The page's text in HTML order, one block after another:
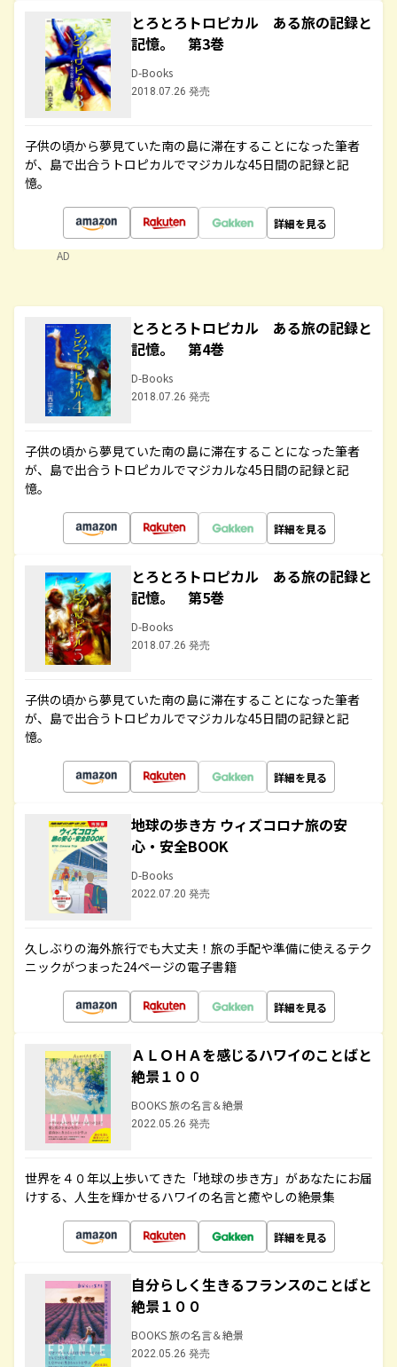
とろとろトロピカル ある旅の記録と
記憶。 第3巻
D-Books
2018.07.26 発売
子供の頃から夢見ていた南の島に滞在することになった筆者
が、島で出合うトロピカルでマジカルな45日間の記録と記
憶。
詳細を見る
AD
とろとろトロピカル ある旅の記録と
記憶。 第4巻
D-Books
2018.07.26 発売
子供の頃から夢見ていた南の島に滞在することになった筆者
が、島で出合うトロピカルでマジカルな45日間の記録と記
憶。
詳細を見る
とろとろトロピカル ある旅の記録と
記憶。 第5巻
D-Books
2018.07.26 発売
子供の頃から夢見ていた南の島に滞在することになった筆者
が、島で出合うトロピカルでマジカルな45日間の記録と記
憶。
詳細を見る
地球の歩き方 ウィズコロナ旅の安
心・安全BOOK
D-Books
2022.07.20 発売
久しぶりの海外旅行でも大丈夫！旅の手配や準備に使えるテク
ニックがつまった24ページの電子書籍
詳細を見る
ＡＬＯＨＡを感じるハワイのことばと
絶景１００
BOOKS 旅の名言＆絶景
2022.05.26 発売
世界を４０年以上歩いてきた「地球の歩き方」があなたにお届
けする、人生を輝かせるハワイの名言と癒やしの絶景集
詳細を見る
自分らしく生きるフランスのことばと
絶景１００
BOOKS 旅の名言＆絶景
2022.05.26 発売